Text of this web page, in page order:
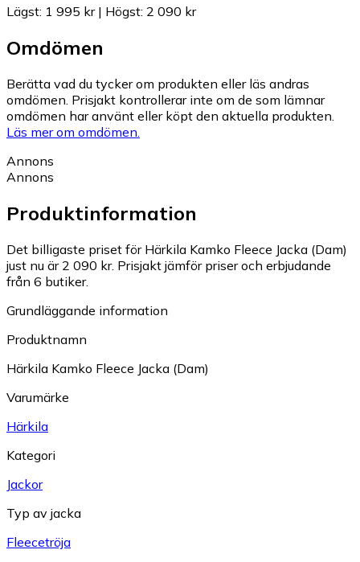
Lägst: 1 995 kr| Högst: 2 090 kr
Omdömen
Berätta vad du tycker om produkten eller läs andras
omdömen. Prisjakt kontrollerar inte om de som lämnar
omdömen har använt eller köpt den aktuella produkten.
Läs mer om omdömen.
Annons
Annons
Produktinformation
Det billigaste priset för Härkila Kamko Fleece Jacka (Dam)
just nu är 2 090 kr. Prisjakt jämför priser och erbjudande
från 6 butiker.
Grundläggande information
Produktnamn
Härkila Kamko Fleece Jacka (Dam)
Varumärke
Härkila
Kategori
Jackor
Typ av jacka
Fleecetröja